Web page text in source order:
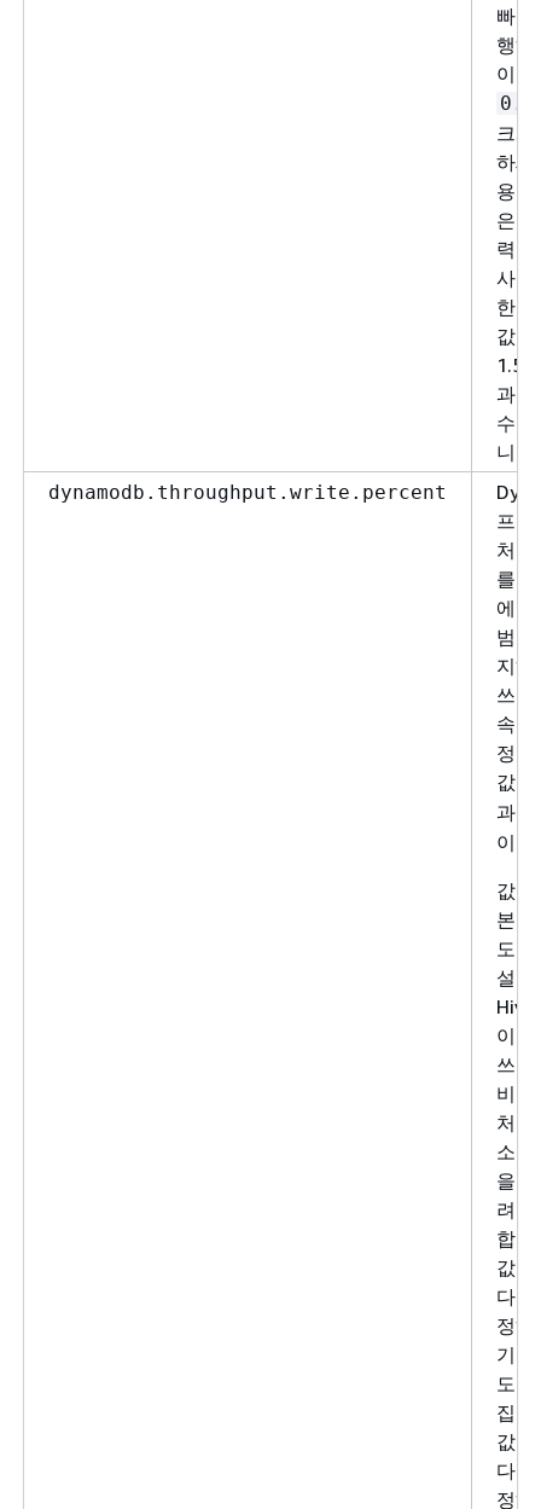
빠르
행하
이
0.5
크게
하세
용되
은
력
사용
한
값을
1.5
과
수도
니다.
dynamodb.throughput.write.percent
프로
처리
를
에
범위
지하
쓰기
속도
정합
값은
과
이입
값
본
도
설정
Hive
이블
쓰기
비저
처리
소
을
려고
합니
값을
다
정하
기
도
집니
값을
다
정하